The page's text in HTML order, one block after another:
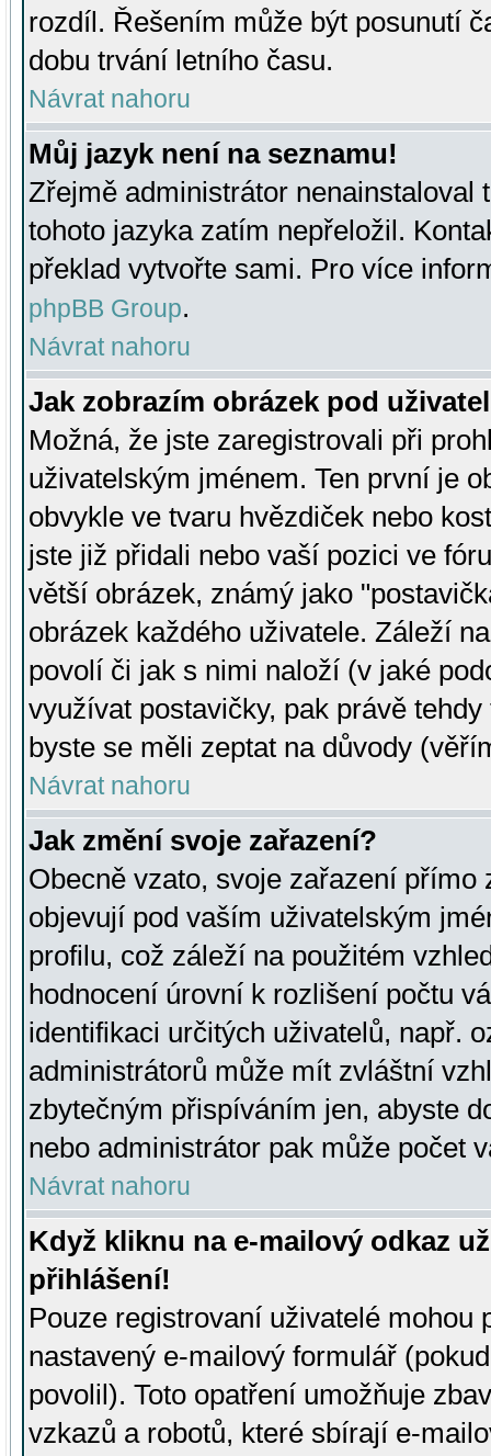
rozdíl. Řešením může být posunutí
dobu trvání letního času.
Návrat nahoru
Můj jazyk není na seznamu!
Zřejmě administrátor nenainstaloval
tohoto jazyka zatím nepřeložil.
překlad vytvořte sami. Pro více
phpBB Group.
Návrat nahoru
Jak zobrazím obrázek pod
Možná, že jste zaregistrovali při
uživatelským jménem. Ten první je
obvykle ve tvaru hvězdiček nebo
jste již přidali nebo vaší pozici ve
větší obrázek, známý jako
obrázek každého uživatele. Záleží
povolí či jak s nimi naloží (v jaké
využívat postavičky, pak právě
byste se měli zeptat na důvody
Návrat nahoru
Jak změní svoje zařazení?
Obecně vzato, svoje zařazení přímo
objevují pod vaším uživatelským
profilu, což záleží na použitém
hodnocení úrovní k rozlišení počtu
identifikaci určitých uživatelů, např.
administrátorů může mít zvláštní
zbytečným přispíváním jen, abyste
nebo administrátor pak může počet
Návrat nahoru
Když kliknu na e-mailový odkaz
přihlášení!
Pouze registrovaní uživatelé mohou
nastavený e-mailový formulář
povolil). Toto opatření umožňuje
vzkazů a robotů, které sbírají e-